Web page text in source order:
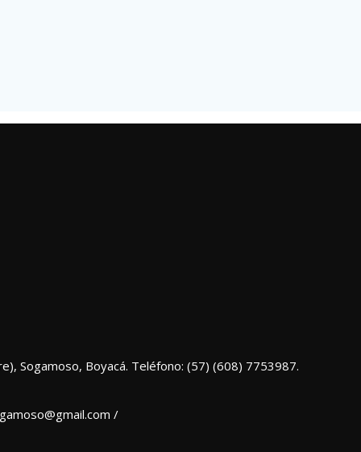
Sogamoso, Boyacá. Teléfono: (57) (608) 7753987.
/